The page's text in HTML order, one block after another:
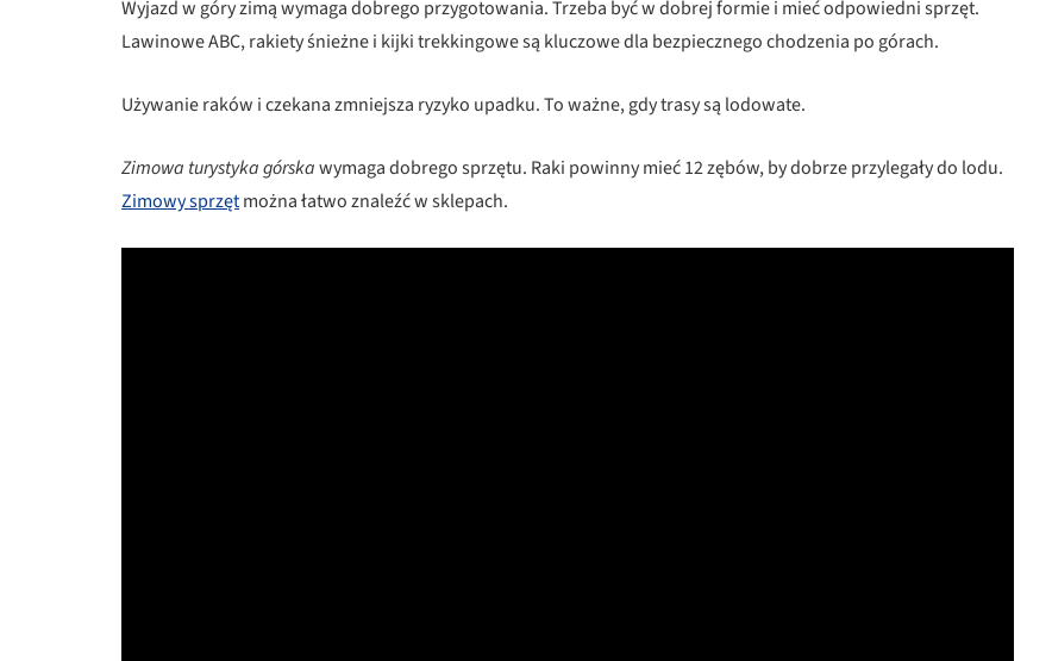
Wyjazd w góry zimą wymaga dobrego przygotowania. Trzeba być w dobrej formie i mieć odpowiedni sprzęt.
Lawinowe ABC, rakiety śnieżne i kijki trekkingowe są kluczowe dla bezpiecznego chodzenia po górach.
Używanie raków i czekana zmniejsza ryzyko upadku. To ważne, gdy trasy są lodowate.
Zimowa turystyka górskawymaga dobrego sprzętu. Raki powinny mieć 12 zębów, by dobrze przylegały do lodu.
Zimowy sprzętmożna łatwo znaleźć w sklepach.